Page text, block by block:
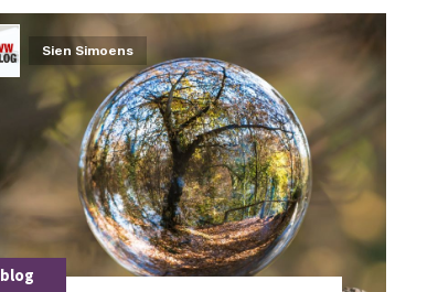
blog
Sien Simoens